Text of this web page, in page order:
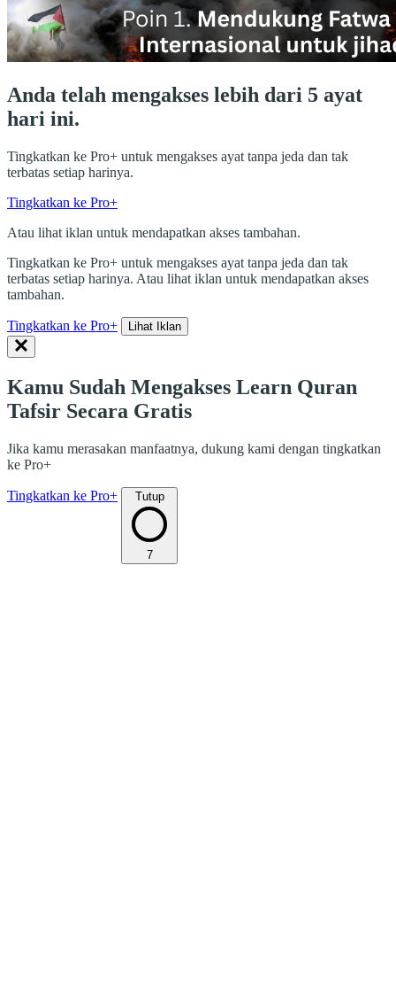
Anda telah mengakses lebih dari 5 ayat
hari ini.
Tingkatkan ke Pro+ untuk mengakses ayat tanpa jeda dan tak
terbatas setiap harinya.
Tingkatkan ke Pro+
Atau lihat iklan untuk mendapatkan akses tambahan.
Tingkatkan ke Pro+ untuk mengakses ayat tanpa jeda dan tak
terbatas setiap harinya. Atau lihat iklan untuk mendapatkan akses
tambahan.
Tingkatkan ke Pro+ Lihat Iklan
Kamu Sudah Mengakses Learn Quran
Tafsir Secara Gratis
Jika kamu merasakan manfaatnya, dukung kami dengan tingkatkan
ke Pro+
Tingkatkan ke Pro+ Tutup
7